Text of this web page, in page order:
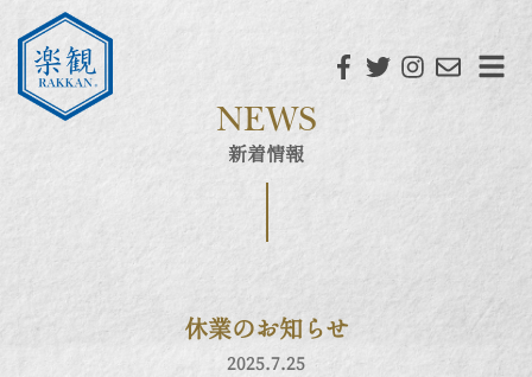
NEWS
新着情報
休業のお知らせ
2025.7.25